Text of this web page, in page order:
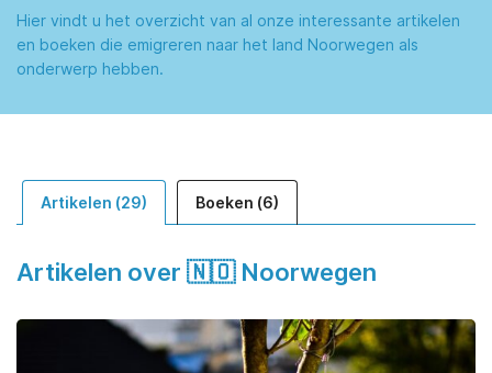
Hier vindt u het overzicht van al onze interessante artikelen
en boeken die emigreren naar het land Noorwegen als
onderwerp hebben.
Artikelen (29) Boeken (6)
Artikelen over 🇳🇴 Noorwegen